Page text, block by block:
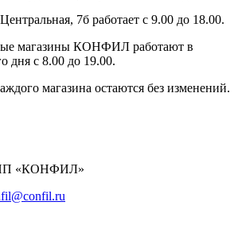
7б работает с 9.00 до 18.00.
магазины КОНФИЛ работают в
дня с 8.00 до 19.00.
магазина остаются без изменений.
«КОНФИЛ»